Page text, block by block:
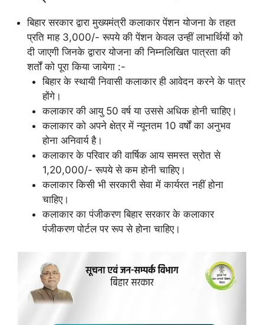
बिहार सरकार द्वारा मुख्यमंत्री कलाकार पेंशन योजना के तहत
प्रति माह 3,000/- रूपये की पेंशन केवल उन्हीं लाभार्थियों को
दी जाएगी जिनके द्वारार योजना की निम्नलिखित पात्रता की
शर्तों को पूरा किया जायेगा :-
बिहार के स्थायी निवासी कलाकार ही आवेदन करने के पात्र
होंगे।
कलाकार की आयु 50 वर्ष या उससे अधिक होनी चाहिए।
कलाकार को अपने क्षेत्र में न्यूनतम 10 वर्षों का अनुभव
होना अनिवार्य है।
कलाकार के परिवार की वार्षिक आय समस्त स्रोत से
1,20,000/- रूपये से कम होनी चाहिए।
कलाकार किसी भी सरकारी सेवा में कार्यरत नहीं होना
चाहिए।
कलाकार का पंजीकरण बिहार सरकार के कलाकार
पंजीकरण पोर्टल पर रूप से होना चाहिए।